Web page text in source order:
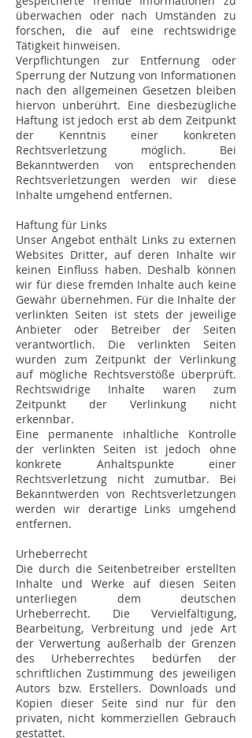
überwachen oder nach Umständen zu
forschen, die auf eine rechtswidrige
Tätigkeit hinweisen.
Verpflichtungen zur Entfernung oder
Sperrung der Nutzung von Informationen
nach den allgemeinen Gesetzen bleiben
hiervon unberührt. Eine diesbezügliche
Haftung ist jedoch erst ab dem Zeitpunkt
der Kenntnis einer konkreten
Rechtsverletzung möglich. Bei
Bekanntwerden von entsprechenden
Rechtsverletzungen werden wir diese
Inhalte umgehend entfernen.
Haftung für Links
Unser Angebot enthält Links zu externen
Websites Dritter, auf deren Inhalte wir
keinen Einfluss haben. Deshalb können
wir für diese fremden Inhalte auch keine
Gewähr übernehmen. Für die Inhalte der
verlinkten Seiten ist stets der jeweilige
Anbieter oder Betreiber der Seiten
verantwortlich. Die verlinkten Seiten
wurden zum Zeitpunkt der Verlinkung
auf mögliche Rechtsverstöße überprüft.
Rechtswidrige Inhalte waren zum
Zeitpunkt der Verlinkung nicht
erkennbar.
Eine permanente inhaltliche Kontrolle
der verlinkten Seiten ist jedoch ohne
konkrete Anhaltspunkte einer
Rechtsverletzung nicht zumutbar. Bei
Bekanntwerden von Rechtsverletzungen
werden wir derartige Links umgehend
entfernen.
Urheberrecht
Die durch die Seitenbetreiber erstellten
Inhalte und Werke auf diesen Seiten
unterliegen dem deutschen
Urheberrecht. Die Vervielfältigung,
Bearbeitung, Verbreitung und jede Art
der Verwertung außerhalb der Grenzen
des Urheberrechtes bedürfen der
schriftlichen Zustimmung des jeweiligen
Autors bzw. Erstellers. Downloads und
Kopien dieser Seite sind nur für den
privaten, nicht kommerziellen Gebrauch
gestattet.